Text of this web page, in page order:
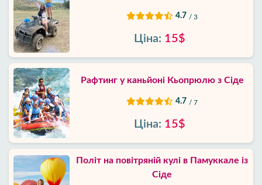
4.7 / 3
Ціна: 15$
Рафтинг у каньйоні Кьопрюлю з Сіде
4.7 / 7
Ціна: 15$
Політ на повітряній кулі в Памуккале із
Сіде